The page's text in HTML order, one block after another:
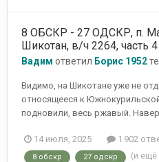
8 ОБСКР - 27 ОДСКР, п.
Шикотан, в/ч 2264, часть 4
Вадим ответил Борис 1952
Видимо, на Шикотане уже не
относящееся к
подновили, весь ржавый.
14 июля, 2025 1 902
8 обскр 27 одскр (и ещё